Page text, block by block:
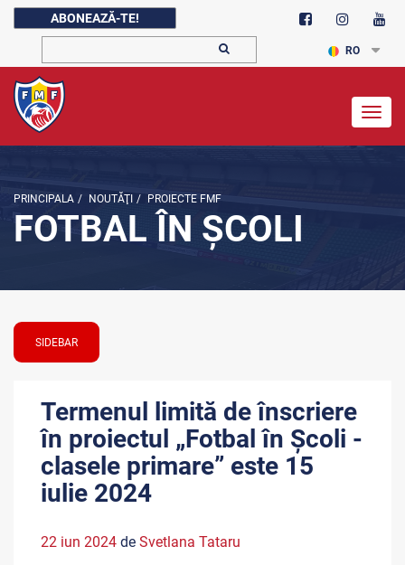
ABONEAZĂ-TE!
RO
PRINCIPALA / NOUTĂŢI / PROIECTE FMF
FOTBAL ÎN ȘCOLI
SIDEBAR
Termenul limită de înscriere
în proiectul „Fotbal în Școli -
clasele primare” este 15
iulie 2024
22 iun 2024 de Svetlana Tataru